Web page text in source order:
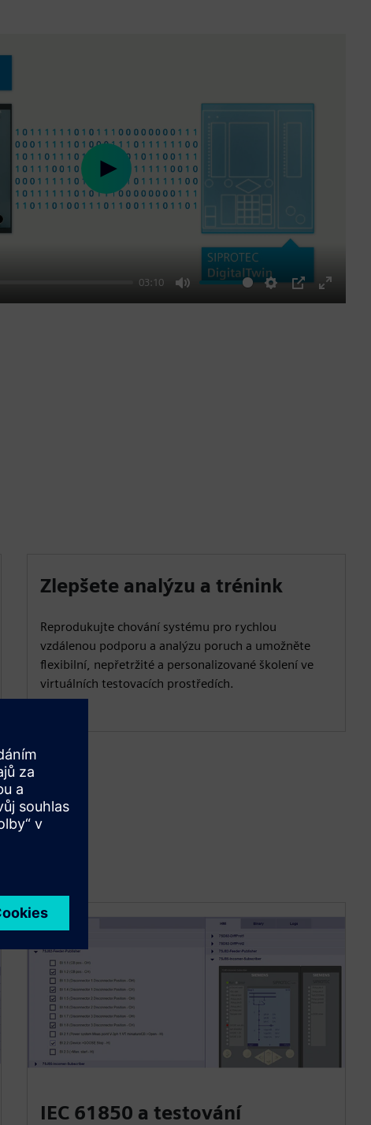
03:10
Mute Settings
PIP
Enter
Play
Zlepšete analýzu a trénink
Reprodukujte chování systému pro rychlou
vzdálenou podporu a analýzu poruch a umožněte
flexibilní, nepřetržité a personalizované školení ve
virtuálních testovacích prostředích.
IEC 61850 a testování